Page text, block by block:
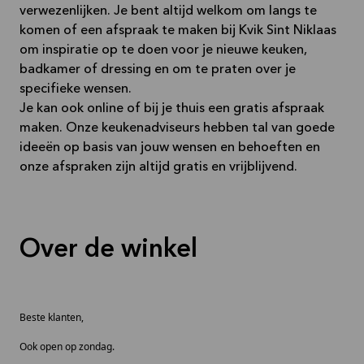
verwezenlijken. Je bent altijd welkom om langs te
komen of een afspraak te maken bij Kvik Sint Niklaas
om inspiratie op te doen voor je nieuwe keuken,
badkamer of dressing en om te praten over je
specifieke wensen.
Je kan ook online of bij je thuis een gratis afspraak
maken. Onze keukenadviseurs hebben tal van goede
ideeën op basis van jouw wensen en behoeften en
onze afspraken zijn altijd gratis en vrijblijvend.
Over de winkel
Beste klanten,
Ook open op zondag.